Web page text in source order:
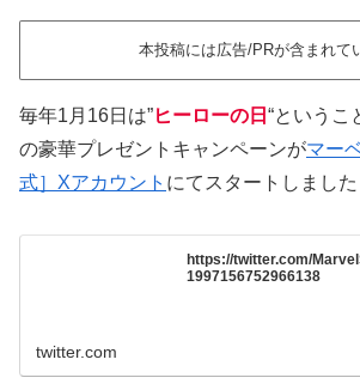
本投稿には広告/PRが含まれて
毎年1月16日は”ヒーローの日 “というこ
の豪華プレゼントキャンペーンがマー
式］Xアカウント にてスタートしました
https://twitter.com/
1997156752966138
twitter.com